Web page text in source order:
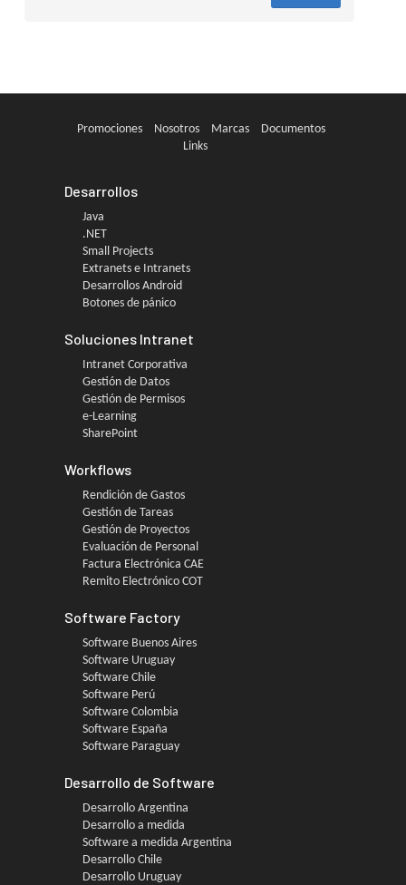
Promociones Nosotros Marcas
Documentos
Links
Desarrollos
Java
.NET
Small Projects
Extranets e Intranets
Desarrollos Android
Botones de pánico
Soluciones Intranet
Intranet Corporativa
Gestión de Datos
Gestión de Permisos
e-Learning
SharePoint
Workflows
Rendición de Gastos
Gestión de Tareas
Gestión de Proyectos
Evaluación de Personal
Factura Electrónica CAE
Remito Electrónico COT
Software Factory
Software Buenos Aires
Software Uruguay
Software Chile
Software Perú
Software Colombia
Software España
Software Paraguay
Desarrollo de Software
Desarrollo Argentina
Desarrollo a medida
Software a medida Argentina
Desarrollo Chile
Desarrollo Uruguay